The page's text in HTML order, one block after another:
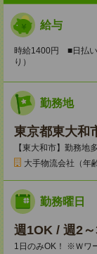
給与
時給1400円 ■日払
り）
勤務地
東京都東大和
【東大和市】勤務地
大手物流会社（年
勤務曜日
週1OK / 週2
1日のみOK！ ※Ｗワ